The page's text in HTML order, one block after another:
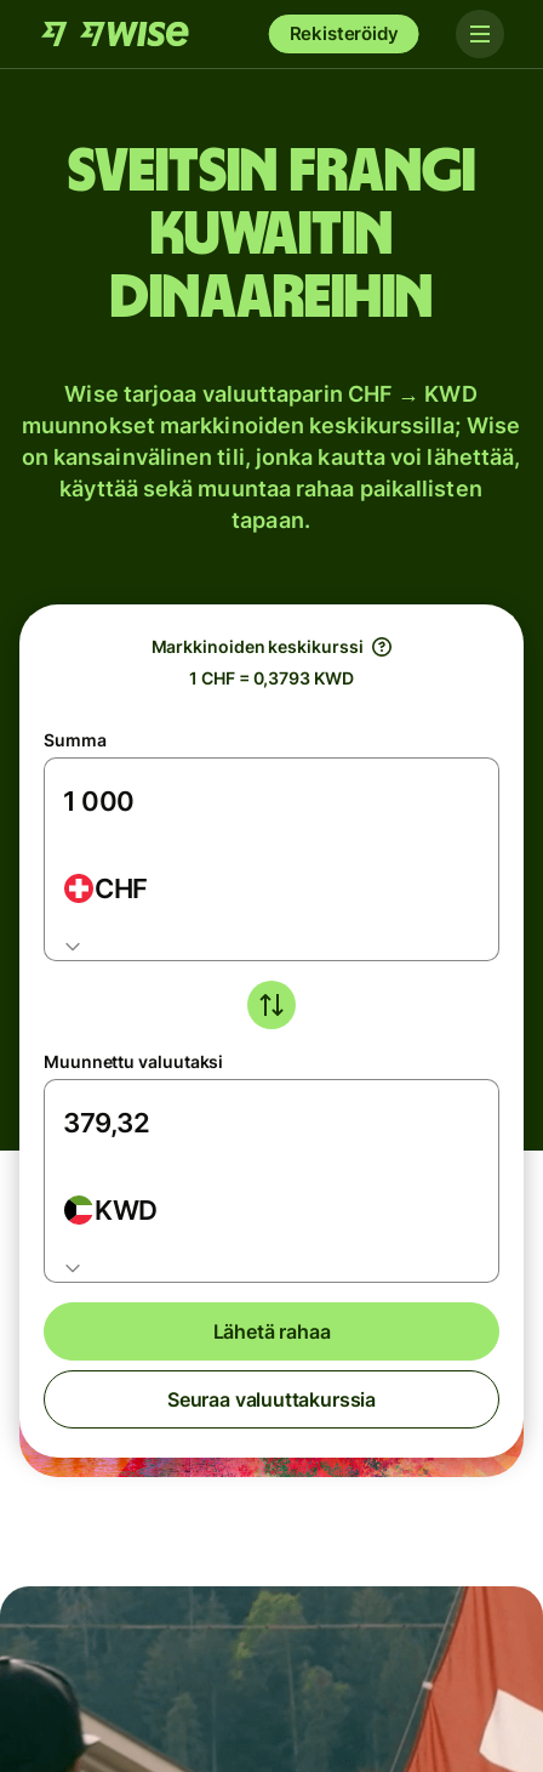
Rekisteröidy
Sveitsin frangi
Kuwaitin
dinaareihin
Wise tarjoaa valuuttaparin CHF → KWD
muunnokset markkinoiden keskikurssilla; Wise
on kansainvälinen tili, jonka kautta voi lähettää,
käyttää sekä muuntaa rahaa paikallisten
tapaan.
Markkinoiden keskikurssi
1 CHF = 0,3793 KWD
Summa
CHF
Muunnettu valuutaksi
KWD
Lähetä rahaa
Seuraa valuuttakurssia